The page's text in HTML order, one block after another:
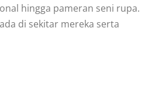
hingga pameran seni rupa.
di sekitar mereka serta